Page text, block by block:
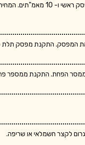
המחיר מתייחס ללוח חשמל
התקנת מפסק תלת
הפחת. התקנת ממספר פחת
לקצר חשמלאי או שריפה.